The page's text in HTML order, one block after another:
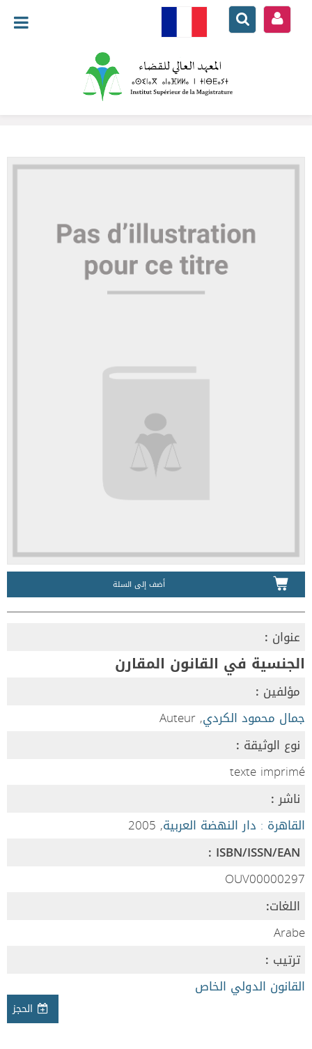
أضف إلى السلة
عنوان :
الجنسية في القانون المقارن
مؤلفين :
جمال محمود الكردي, Auteur
نوع الوثيقة :
texte imprimé
ناشر :
القاهرة : دار النهضة العربية, 2005
ISBN/ISSN/EAN :
OUV00000297
اللغات:
Arabe
ترتيب :
القانون الدولي الخاص
الحجز